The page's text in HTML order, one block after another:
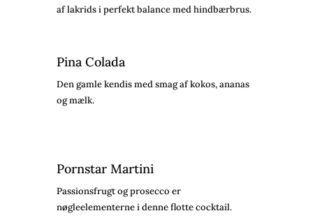
af lakrids i perfekt balance med hindbærbrus.
Pina Colada
Den gamle kendis med smag af kokos, ananas
og mælk.
Pornstar Martini
Passionsfrugt og prosecco er
nøgleelementerne i denne flotte cocktail.